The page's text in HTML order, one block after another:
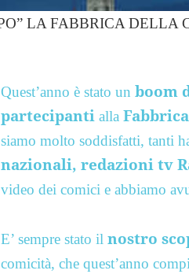
Quest’anno è stato un boom
partecipantialla
siamo molto soddisfatti, tanti
nazionali, redazioni tv
video dei comici e abbiamo
E’ sempre stato ilnostro
comicità, che quest’anno